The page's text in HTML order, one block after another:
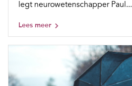
legt neurowetenschapper Paul...
Lees meer